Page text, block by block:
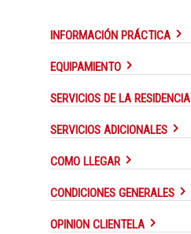
INFORMACIÓN PRÁCTICA
EQUIPAMIENTO
SERVICIOS DE LA RESIDENCIA
SERVICIOS ADICIONALES
COMO LLEGAR
CONDICIONES GENERALES
OPINION CLIENTELA